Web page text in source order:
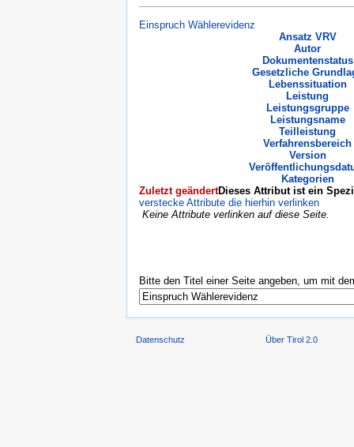
Einspruch Wählerevidenz
Ansatz VRV
Autor
Dokumentenstatus
Gesetzliche
Lebenssituation
Leistung
Leistungsgruppe
Leistungsname
Teilleistung
Verfahrensbereich
Version
Kategorien
Zuletzt geändertDieses Attribut ist ein
verstecke Attribute die hierhin verlinken
Keine Attribute verlinken auf diese Seite.
Bitte den Titel einer Seite angeben, um mit
Datenschutz Über Tirol 2.0